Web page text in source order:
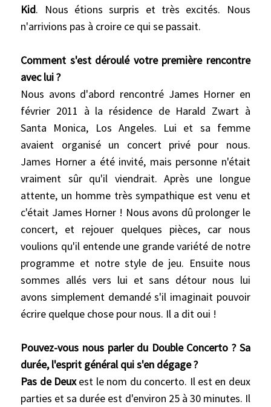
Kid. Nous étions surpris et très excités. Nous
n'arrivions pas à croire ce qui se passait.
Comment s'est déroulé votre première rencontre
avec lui ?
Nous avons d'abord rencontré James Horner en
février 2011 à la résidence de Harald Zwart à
Santa Monica, Los Angeles. Lui et sa femme
avaient organisé un concert privé pour nous.
James Horner a été invité, mais personne n'était
vraiment sûr qu'il viendrait. Après une longue
attente, un homme très sympathique est venu et
c'était James Horner ! Nous avons dû prolonger le
concert, et rejouer quelques pièces, car nous
voulions qu'il entende une grande variété de notre
programme et notre style de jeu. Ensuite nous
sommes allés vers lui et sans détour nous lui
avons simplement demandé s'il imaginait pouvoir
écrire quelque chose pour nous. Il a dit oui !
Pouvez-vous nous parler du Double Concerto ? Sa
durée, l'esprit général qui s'en dégage ?
Pas de Deuxest le nom du concerto. Il est en deux
parties et sa durée est d'environ 25 à 30 minutes. Il